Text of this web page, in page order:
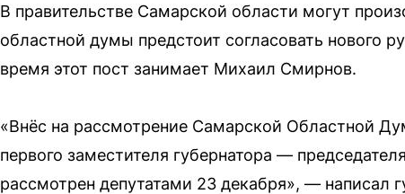
В правительстве Самарской области могут
областной думы предстоит согласовать нового
время этот пост занимает Михаил Смирнов.
«Внёс на рассмотрение Самарской Областной
первого заместителя губернатора —
рассмотрен депутатами 23 декабря», — написал